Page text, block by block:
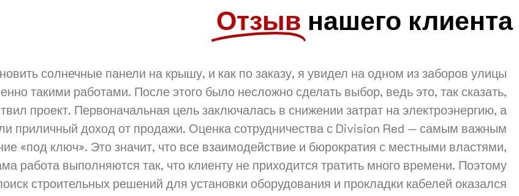
Отзыв нашего клиента
солнечные панели на крышу, и как по заказу, я увидел на одном из заборов улицы
такими работами. После этого было несложно сделать выбор, ведь это, так сказать,
проект. Первоначальная цель заключалась в снижении затрат на электроэнергию, а
приличный доход от продажи. Оценка сотрудничества с Division Red — самым важным
«под ключ». Это значит, что все взаимодействие и бюрократия с местными властями,
работа выполняются так, что клиенту не приходится тратить много времени. Поэтому
строительных решений для установки оборудования и прокладки кабелей оказался